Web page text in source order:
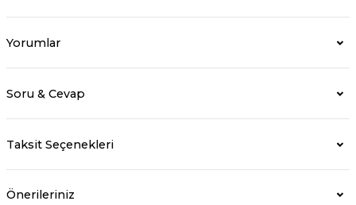
Yorumlar
Soru & Cevap
Taksit Seçenekleri
Önerileriniz